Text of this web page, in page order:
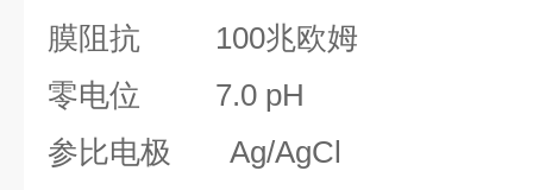
膜阻抗 100兆欧姆
零电位 7.0 pH
参比电极 Ag/AgCl